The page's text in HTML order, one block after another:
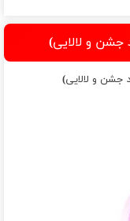
جشن و لالایی)
جشن و لالایی)